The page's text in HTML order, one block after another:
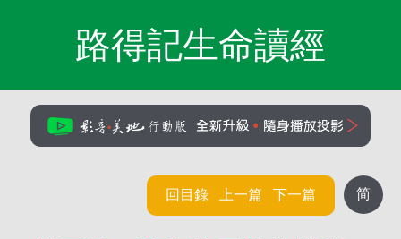
路得記生命讀經
简
回目錄 上一篇 下一篇